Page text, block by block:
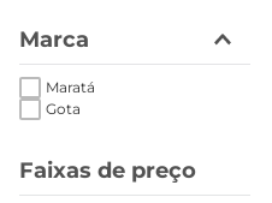
Marca
Maratá
Gota
Faixas de preço